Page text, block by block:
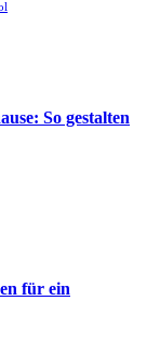
So gestalten
für ein